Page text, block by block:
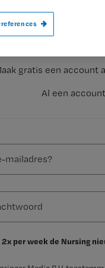
Wil je
gratis een account
Al een
2x per week de Nursing